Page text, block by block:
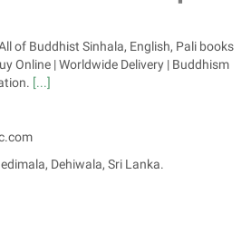
of Buddhist Sinhala, English, Pali books
Online | Worldwide Delivery | Buddhism
[...]
Dehiwala, Sri Lanka.